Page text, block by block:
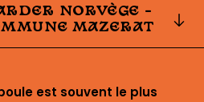
NORVÈGE –
MAZERAT
est souvent le plus